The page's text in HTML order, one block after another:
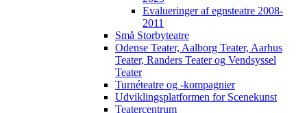
Evalueringer af egnsteatre 2008-
2011
Små Storbyteatre
Odense Teater, Aalborg Teater, Aarhus
Teater, Randers Teater og Vendsyssel
Teater
Turnéteatre og -kompagnier
Udviklingsplatformen for Scenekunst
Teatercentrum